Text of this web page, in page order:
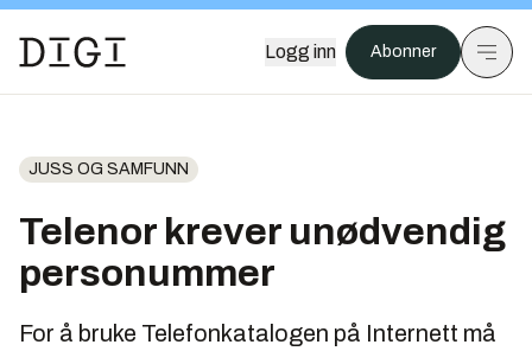
Logg inn Abonner
JUSS OG SAMFUNN
Telenor krever unødvendig
personummer
For å bruke Telefonkatalogen på Internett må